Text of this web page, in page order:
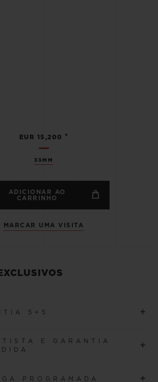
33MM
EUR 15,200 •
ADICIONAR AO
CARRINHO
MARCAR UMA VISITA
5+5 +
de uma garantia internacional de 5
E GARANTIA
+
PROGRAMADA +